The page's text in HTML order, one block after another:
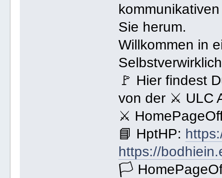
Sie herum.
Willkommen in
🚩 Hier findest
von der ⚔ ULC
⚔
📘 HptHP:
https://
🏳